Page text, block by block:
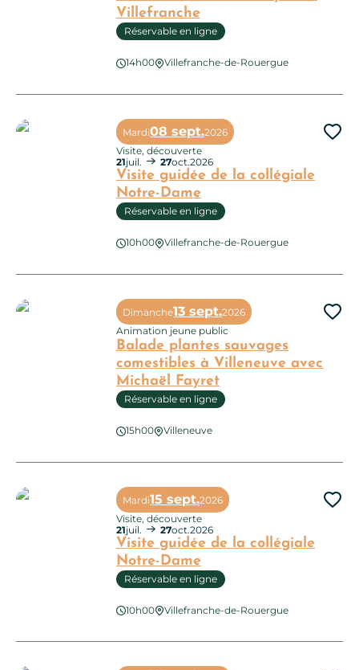
Villefranche
Réservable en ligne
14h00 Villefranche-de-Rouergue
Balade canoë sur l’Aveyron à Villefranche
Visite guidée de la collégiale
Notre-Dame
Réservable en ligne
10h00 Villefranche-de-Rouergue
Mardi08 sept.2026
Visite, découverte
21juil. 27oct.2026
Visite guidée de la collégiale Notre-Dame
Balade plantes sauvages
comestibles à Villeneuve avec
Michaël Fayret
Réservable en ligne
15h00 Villeneuve
Dimanche13 sept.2026
Animation jeune public
Visite guidée de la collégiale
Notre-Dame
Réservable en ligne
10h00 Villefranche-de-Rouergue
Mardi15 sept.2026
Visite, découverte
21juil. 27oct.2026
Visite guidée de la collégiale Notre-Dame